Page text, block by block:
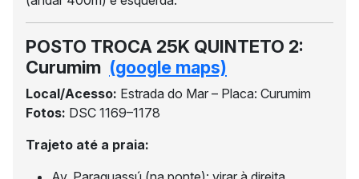
POSTO TROCA 25K QUINTETO 2:
Curumim (google maps)
Local/Acesso: Estrada do Mar – Placa: Curumim
Fotos: DSC 1169–1178
Trajeto até a praia: